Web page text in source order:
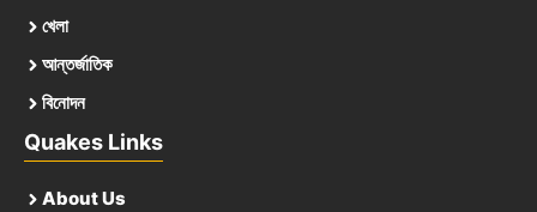
খেলা
আন্তর্জাতিক
বিনোদন
Quakes Links
About Us